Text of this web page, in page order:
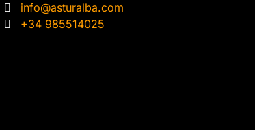
info@asturalba.com
+34 985514025